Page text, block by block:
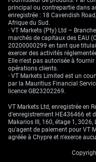
Même si la trêve de 60 jours
de l’or en tant que valeur
évolutive. Cet apaisement
mettre en place des positions
également envisager l’achat
en dehors de la monnaie,
reprise soudaine des tensions.
L’attention se portera
d’inflation et d’emploi.
mai montre que le
signal favorable pour
statistique à venir qui
nouvelle jambe de baisse des
principal ou contrepartie dans
enregistrée : 18 Cavendish
Afrique du Sud.
· VT Markets (Pty) Ltd –
marchés de capitaux des EAU
20200000299 en tant que
exercer des activités
Elle n'est pas autorisée à
opérations clients.
· VT Markets Limited est un
par la Mauritius Financial
licence GB23202269.
VT Markets Ltd, enregistrée en
d'enregistrement HE436466 et
Makarios III, 160, étage 1,
qu'agent de paiement pour VT
agréée à Chypre et n'exerce